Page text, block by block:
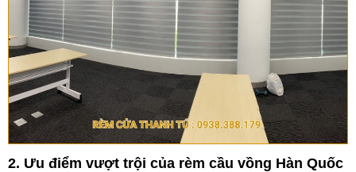
2. Ưu điểm vượt trội của rèm cầu vồng Hàn Quốc